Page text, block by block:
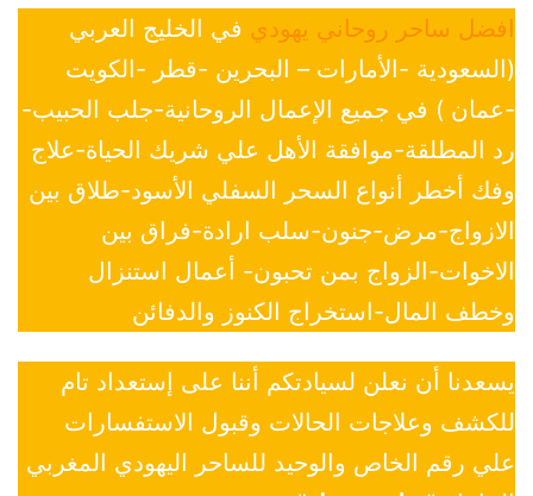
افضل ساحر روحاني يهودي في الخليج العربي
(السعودية -الأمارات – البحرين -قطر -الكويت
-عمان ) في جميع الإعمال الروحانية-جلب الحبيب-
رد المطلقة-موافقة الأهل علي شريك الحياة-علاج
وفك أخطر أنواع السحر السفلي الأسود-طلاق بين
الازواج-مرض-جنون-سلب ارادة-فراق بين
الاخوات-الزواج بمن تحبون- أعمال استنزال
وخطف المال-استخراج الكنوز والدفائن
يسعدنا أن نعلن لسيادتكم أننا على إستعداد تام
للكشف وعلاجات الحالات وقبول الاستفسارات
علي رقم الخاص والوحيد للساحر اليهودي المغربي